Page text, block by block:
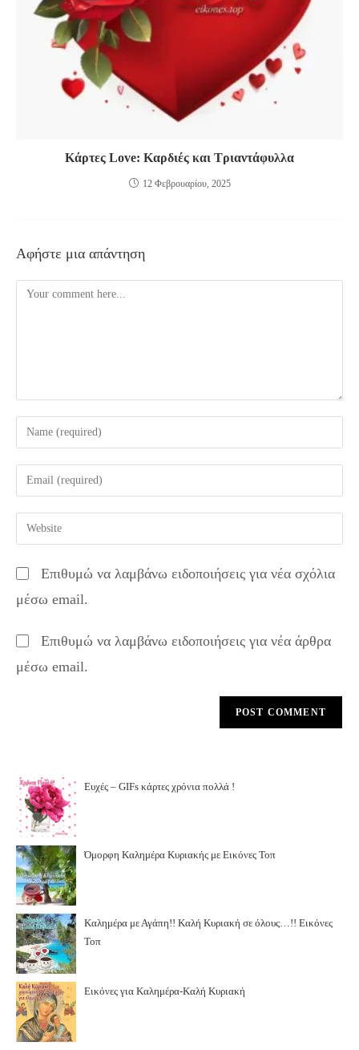
Κάρτες Love: Καρδιές και Τριαντάφυλλα
12 Φεβρουαρίου, 2025
Αφήστε μια απάντηση
Comment
Enter
your
name
comment
Enter
your
email
address
comment
Enter
your
URL
(optional)
Επιθυμώ να λαμβάνω ειδοποιήσεις για νέα σχόλια
μέσω email.
Επιθυμώ να λαμβάνω ειδοποιήσεις για νέα άρθρα
μέσω email.
Ευχές – GIFs κάρτες χρόνια πολλά !
Όμορφη Καλημέρα Κυριακής με Εικόνες Τοπ
Καλημέρα με Αγάπη!! Καλή Κυριακή σε όλους…!! Εικόνες
Τοπ
Εικόνες για Καλημέρα-Καλή Κυριακή